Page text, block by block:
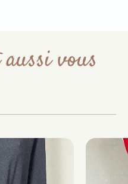
vous